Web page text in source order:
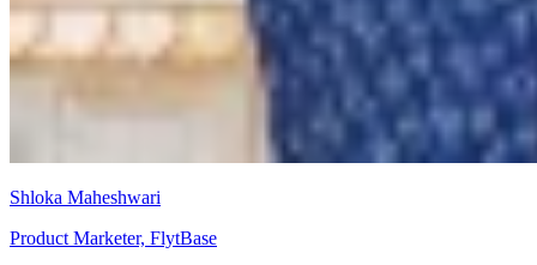
Shloka Maheshwari
Product Marketer, FlytBase